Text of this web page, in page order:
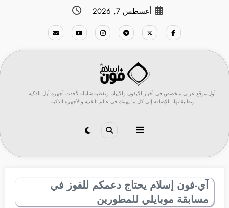
أغسطس 7, 2026
أول موقع عربي متخصص في أخبار الآيفون والآيباد، وتغطية شاملة لأحدث أجهزة أبل الذكية
وتطبيقاتها، بالإضافة إلى كل ما يهمك في عالم التقنية والأجهزة الذكية.
آي-فون إسلام يحتاج دعمكم للفوز في
مسابقة موبايلي للمطورين